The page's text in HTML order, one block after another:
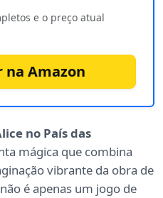
e o preço atual
na Amazon
no País das
mágica que combina
vibrante da obra de
é apenas um jogo de